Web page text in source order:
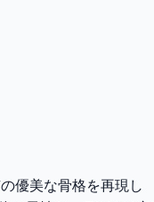
優美な骨格を再現し